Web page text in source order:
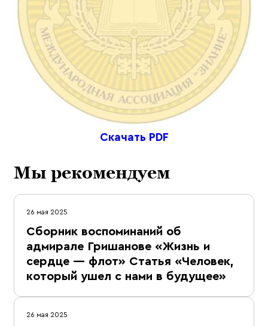
Скачать PDF
Мы рекомендуем
26 мая 2025
Сборник воспоминаний об
адмирале Гришанове «Жизнь и
сердце — флот» Статья «Человек,
который ушел с нами в будущее»
26 мая 2025